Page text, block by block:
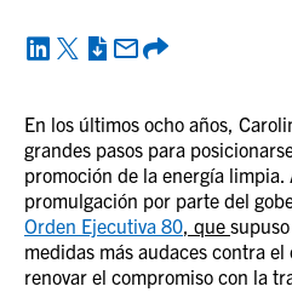
En los últimos ocho años,
grandes pasos para
promoción de la energía
promulgación por parte del
Orden Ejecutiva 80, que
medidas más audaces contra
renovar el compromiso con la